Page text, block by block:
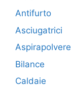
Antifurto
Asciugatrici
Aspirapolvere
Bilance
Caldaie